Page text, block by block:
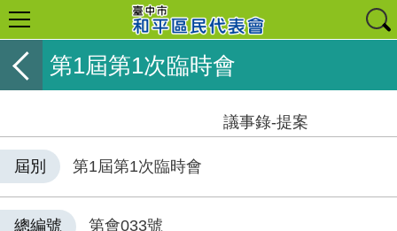
第1屆第1次臨時會
議事錄-提案
屆別 第1屆第1次臨時會
總編號 第會033號